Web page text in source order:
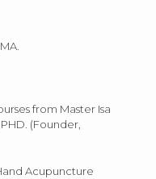
from Master Isa
(Founder,
Acupuncture